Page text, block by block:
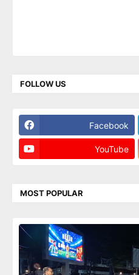
FOLLOW US
Facebook
YouTube
MOST POPULAR